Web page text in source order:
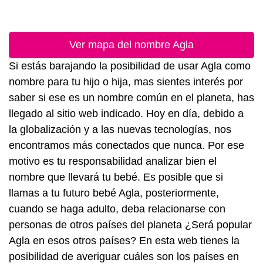
Ver mapa del nombre Agla
Si estás barajando la posibilidad de usar Agla como
nombre para tu hijo o hija, mas sientes interés por
saber si ese es un nombre común en el planeta, has
llegado al sitio web indicado. Hoy en día, debido a
la globalización y a las nuevas tecnologías, nos
encontramos más conectados que nunca. Por ese
motivo es tu responsabilidad analizar bien el
nombre que llevará tu bebé. Es posible que si
llamas a tu futuro bebé Agla, posteriormente,
cuando se haga adulto, deba relacionarse con
personas de otros países del planeta ¿Será popular
Agla en esos otros países? En esta web tienes la
posibilidad de averiguar cuáles son los países en